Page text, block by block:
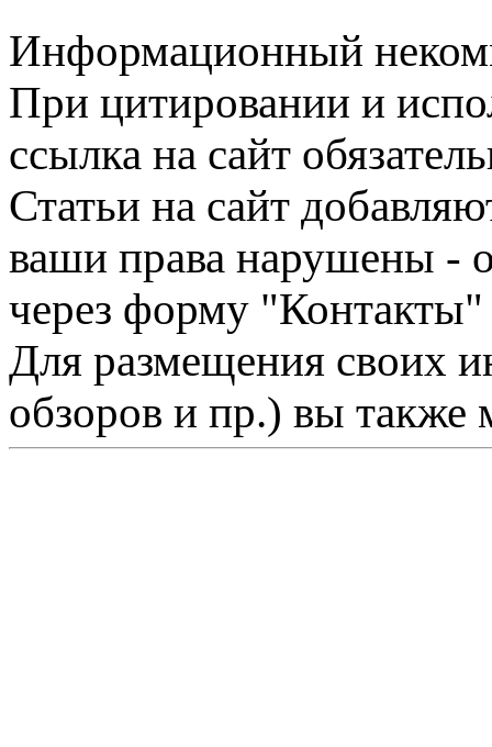
Информационный
При цитировании и
ссылка на сайт
Статьи на сайт
ваши права нарушены -
через форму "Контакты"
Для размещения своих
обзоров и пр.) вы также